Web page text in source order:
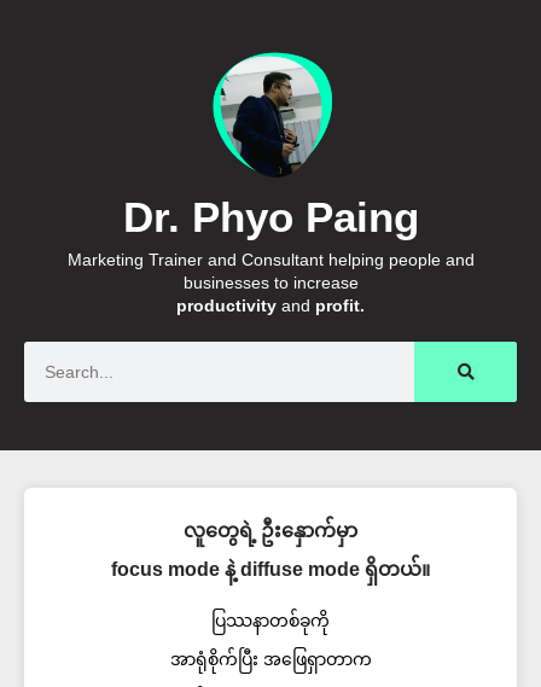
Dr. Phyo Paing
Marketing Trainer and Consultant helping people and
businesses to increase
productivity and profit.
လူတွေရဲ့ ဦးနှောက်မှာ
focus mode နဲ့ diffuse mode ရှိတယ်။
ပြဿနာတစ်ခုကို
အာရုံစိုက်ပြီး အဖြေရှာတာက